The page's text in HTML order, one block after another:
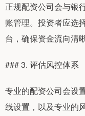
正规配资公司会与银
账管理。投资者应选
台，确保资金流向清
### 3. 评估风控体系
专业的配资公司会设
线设置，以及专业的